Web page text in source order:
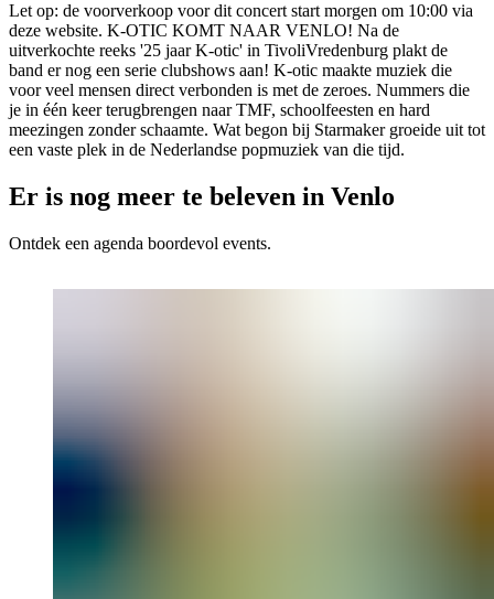
Let op: de voorverkoop voor dit concert start morgen om 10:00 via
deze website. K-OTIC KOMT NAAR VENLO! Na de
uitverkochte reeks '25 jaar K-otic' in TivoliVredenburg plakt de
band er nog een serie clubshows aan! K-otic maakte muziek die
voor veel mensen direct verbonden is met de zeroes. Nummers die
je in één keer terugbrengen naar TMF, schoolfeesten en hard
meezingen zonder schaamte. Wat begon bij Starmaker groeide uit tot
een vaste plek in de Nederlandse popmuziek van die tijd.
Er is nog meer te beleven in Venlo
Ontdek een agenda boordevol events.